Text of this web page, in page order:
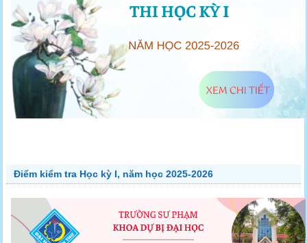
Điểm kiểm tra Học kỳ I, năm học 2025-2026